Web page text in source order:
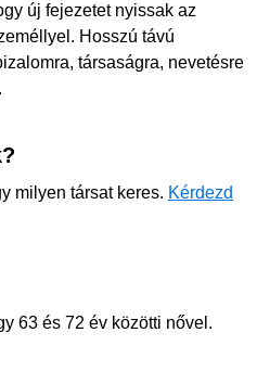
új fejezetet nyissak az
Hosszú távú
társaságra, nevetésre
milyen társat keres. Kérdezd
63 és 72 év közötti nővel.